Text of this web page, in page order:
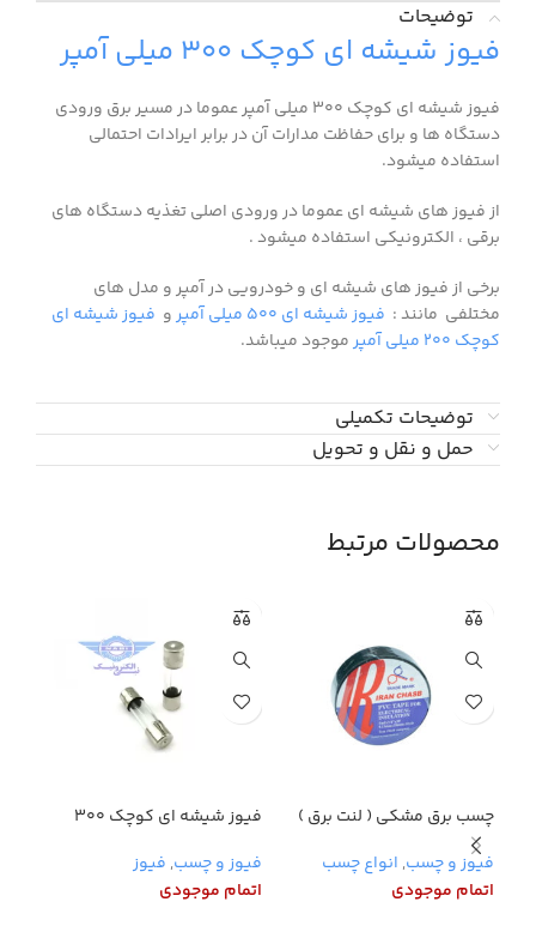
توضیحات
فیوز شیشه ای کوچک ۳۰۰ میلی آمپر
فیوز شیشه ای کوچک ۳۰۰ میلی آمپر عموما در مسیر برق ورودی
دستگاه ها و برای حفاظت مدارات آن در برابر ایرادات احتمالی
استفاده میشود.
از فیوز های شیشه ای عموما در ورودی اصلی تغذیه دستگاه های
برقی ، الکترونیکی استفاده میشود .
برخی از فیوز های شیشه ای و خودرویی در آمپر و مدل های
مختلفی مانند : فیوز شیشه ای ۵۰۰ میلی آمپر و فیوز شیشه ای
کوچک ۲۰۰ میلی آمپر
موجود میباشد.
توضیحات تکمیلی
حمل و نقل و تحویل
محصولات مرتبط
چسب برق مشکی ( لنت برق )
فیوز و چسب, انواع چسب
اتمام موجودی
فیوز شیشه ای کوچک ۳۰۰
فیوز و چسب, فیوز
اتمام موجودی